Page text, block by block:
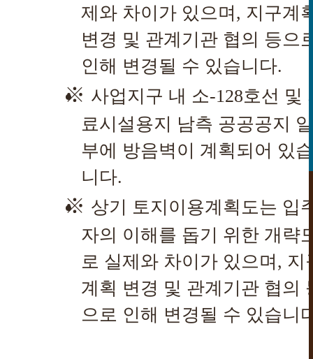
제와 차이가 있으며, 지구계
변경 및 관계기관 협의 등으
인해 변경될 수 있습니다.
사업지구 내 소-128호선 및
료시설용지 남측 공공공지 일
부에 방음벽이 계획되어 있습
니다.
상기 토지이용계획도는 입
자의 이해를 돕기 위한 개략
로 실제와 차이가 있으며, 지
계획 변경 및 관계기관 협의
으로 인해 변경될 수 있습니